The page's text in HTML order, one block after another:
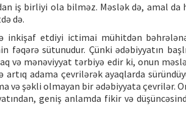
iş birliyi ola bilməz. Məslək də, amal da
də.
inkişaf etdiyi ictimai mühitdən
fəqərə sütunudur. Çünki ədəbiyyatın
və mənəviyyat tərbiyə edir ki, onun
adama çevrilərək ayaqlarda
və şəkli olmayan bir ədəbiyyata çevrilər.
geniş anlamda fikir və